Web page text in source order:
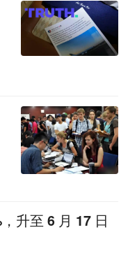
升至 6 月 17 日